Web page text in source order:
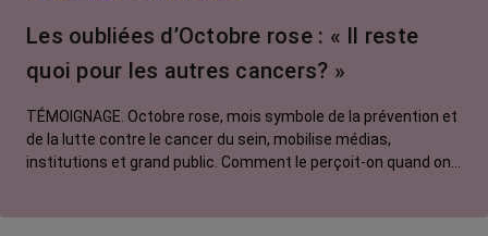
Les oubliées d’Octobre rose : « Il reste
quoi pour les autres cancers? »
TÉMOIGNAGE. Octobre rose, mois symbole de la prévention et
de la lutte contre le cancer du sein, mobilise médias,
institutions et grand public. Comment le perçoit-on quand on